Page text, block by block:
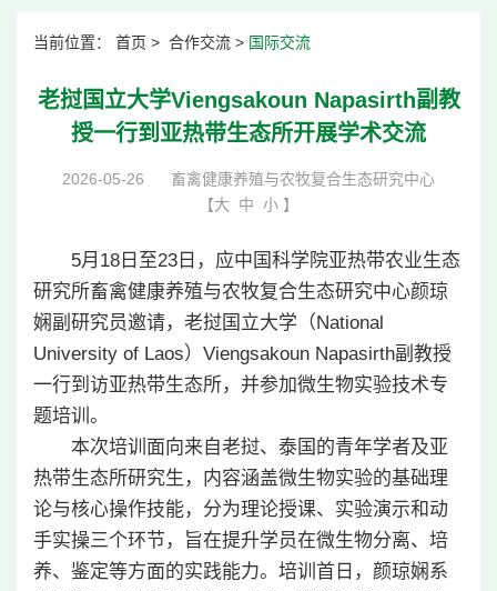
当前位置： 首页 > 合作交流 > 国际交流
老挝国立大学Viengsakoun Napasirth副教
授一行到亚热带生态所开展学术交流
2026-05-26
畜禽健康养殖与农牧复合生态研究中心
【大 中 小 】
5月18日至23日，应中国科学院亚热带农业生态
研究所畜禽健康养殖与农牧复合生态研究中心颜琼
娴副研究员邀请，老挝国立大学（National
University of Laos）Viengsakoun Napasirth副教授
一行到访亚热带生态所，并参加微生物实验技术专
题培训。
本次培训面向来自老挝、泰国的青年学者及亚
热带生态所研究生，内容涵盖微生物实验的基础理
论与核心操作技能，分为理论授课、实验演示和动
手实操三个环节，旨在提升学员在微生物分离、培
养、鉴定等方面的实践能力。培训首日，颜琼娴系